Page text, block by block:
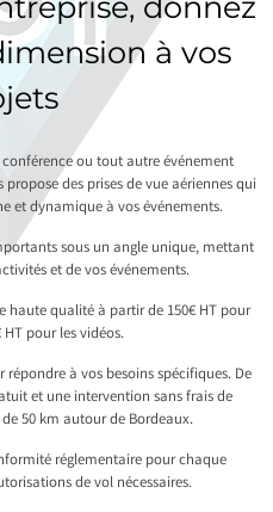
à vos
ou tout autre événement
des prises de vue aériennes qui
et dynamique à vos événements.
sous un angle unique, mettant
et de vos événements.
haute qualité à partir de 150€ HT pour
pour les vidéos.
à vos besoins spécifiques. De
et une intervention sans frais de
50 km autour de Bordeaux.
réglementaire pour chaque
de vol nécessaires.